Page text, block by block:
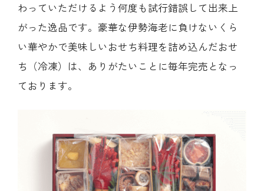
わっていただけるよう何度も試行錯誤して出来上
がった逸品です。豪華な伊勢海老に負けないくら
い華やかで美味しいおせち料理を詰め込んだおせ
ち（冷凍）は、ありがたいことに毎年完売となっ
ております。